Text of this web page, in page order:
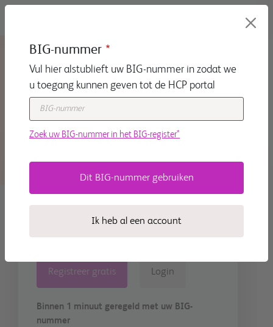
Overslaan en naar de inhoud gaan
Het BMS portaal is het
startpunt voor medisch
informatie over diverse
Registreer gratis Login
Binnen 1 minuut geregeld met uw BIG-
nummer
BIG-nummer
Vul hier alstublieft uw BIG-nummer in zodat we
u toegang kunnen geven tot de HCP portal
Zoek uw BIG-nummer in het BIG-register*
Ik heb al een account